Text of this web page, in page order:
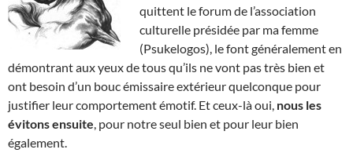
quittent le forum de l’association
culturelle présidée par ma femme
(Psukelogos), le font généralement en
démontrant aux yeux de tous qu’ils ne vont pas très bien et
ont besoin d’un bouc émissaire extérieur quelconque pour
justifier leur comportement émotif. Et ceux-là oui, nous les
évitons ensuite , pour notre seul bien et pour leur bien
également.